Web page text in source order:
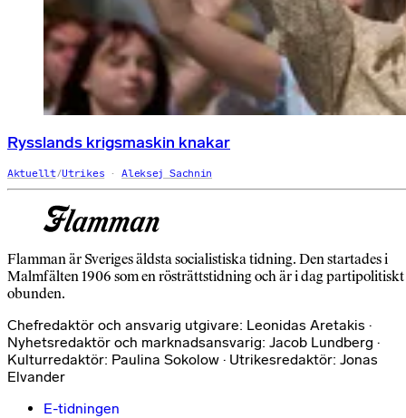
Rysslands krigsmaskin knakar
Aktuellt/Utrikes Aleksej Sachnin
Flamman är Sveriges äldsta socialistiska tidning. Den startades i
Malmfälten 1906 som en rösträttstidning och är i dag partipolitiskt
obunden.
Chefredaktör och ansvarig utgivare: Leonidas Aretakis ·
Nyhetsredaktör och marknadsansvarig: Jacob Lundberg ·
Kulturredaktör: Paulina Sokolow · Utrikesredaktör: Jonas
Elvander
E-tidningen